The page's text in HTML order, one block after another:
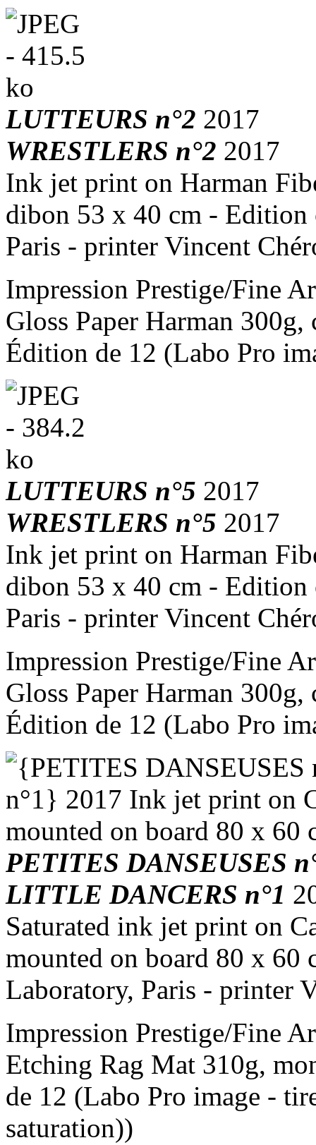
LUTTEURS n°2 2017
WRESTLERS n°2 2017
Ink jet print on Harman
dibon 53 x 40 cm -
Paris - printer Vincent
Impression Prestige/Fine
Gloss Paper Harman
Édition de 12 (Labo Pro
LUTTEURS n°5 2017
WRESTLERS n°5 2017
Ink jet print on Harman
dibon 53 x 40 cm -
Paris - printer Vincent
Impression Prestige/Fine
Gloss Paper Harman
Édition de 12 (Labo Pro
PETITES DANSEUSES
LITTLE DANCERS n°1
Saturated ink jet print on
mounted on board 80 x 60
Laboratory, Paris - printer
Impression Prestige/Fine
Etching Rag Mat 310g,
de 12 (Labo Pro image -
saturation))